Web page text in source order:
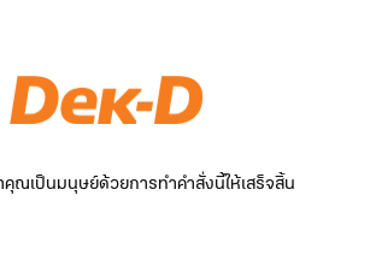
ณเป็นมนุษย์ด้วยการทำคำสั่งนี้ให้เสร็จสิ้น